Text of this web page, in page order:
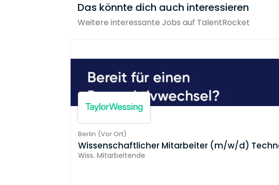
Das könnte dich auch interessieren
Weitere interessante Jobs auf TalentRocket
Berlin (Vor Ort)
Wissenschaftlicher Mitarbeiter (m/w/d)
Wiss. Mitarbeitende